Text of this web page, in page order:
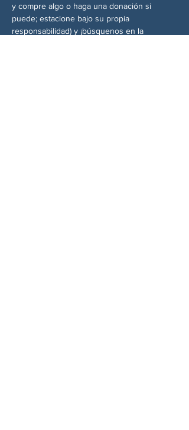
y compre algo o haga una donación si
puede; estacione bajo su propia
responsabilidad) y ¡búsquenos en la